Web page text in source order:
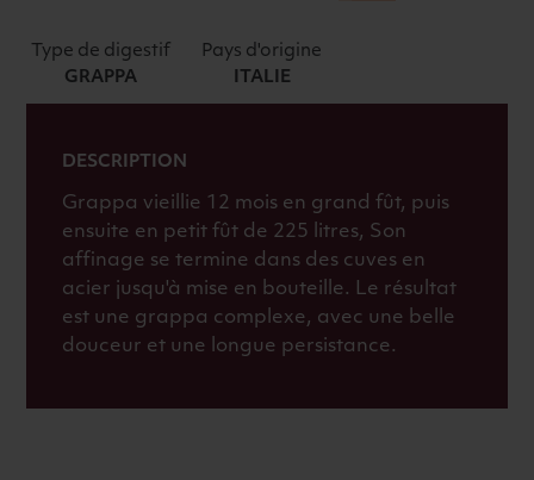
CENTENARIO
Type de digestif
GRAPPA
Pays d'origine
ITALIE
DESCRIPTION
Grappa vieillie 12 mois en grand fût, puis
ensuite en petit fût de 225 litres, Son
affinage se termine dans des cuves en
acier jusqu'à mise en bouteille. Le résultat
est une grappa complexe, avec une belle
douceur et une longue persistance.